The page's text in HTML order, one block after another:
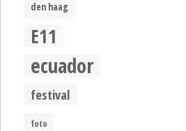
den haag
E11
ecuador
festival
foto